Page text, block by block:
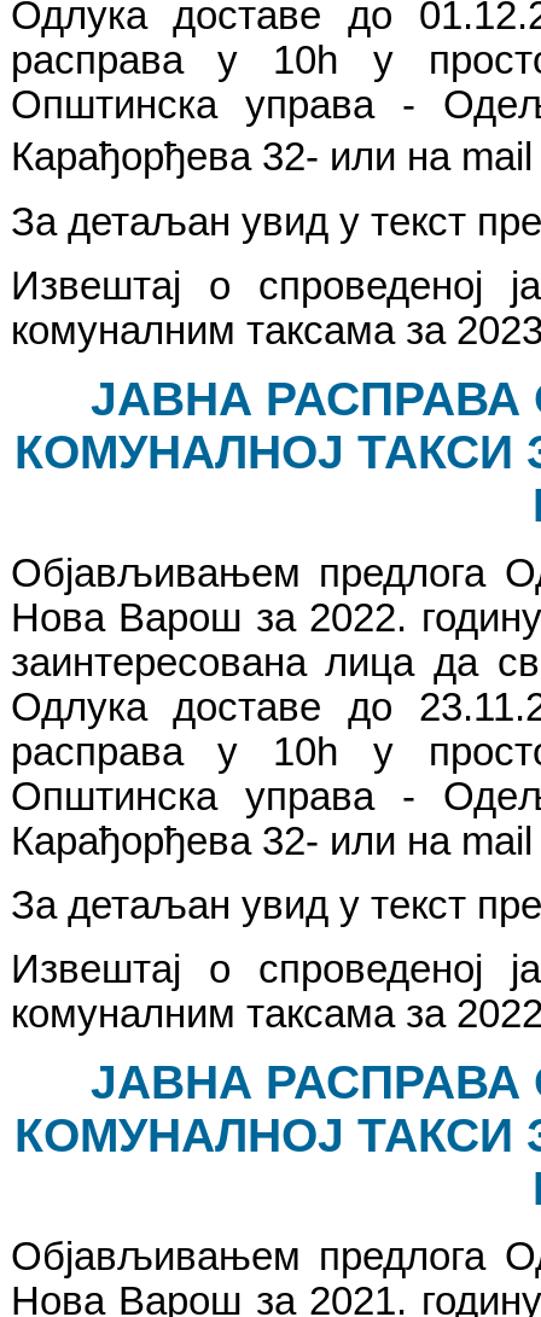
Одлука доставе до
расправа у 10h у
Општинска управа -
Карађорђева 32- или на
За детаљан увид у текст
Извештај о спроведеној
комуналним таксама за
ЈАВНА РАСПРАВА
КОМУНАЛНОЈ ТАКСИ
Објављивањем предлога
Нова Варош за 2022.
заинтересована лица да
Одлука доставе до
расправа у 10h у
Општинска управа -
Карађорђева 32- или на
За детаљан увид у текст
Извештај о спроведеној
комуналним таксама за
ЈАВНА РАСПРАВА
КОМУНАЛНОЈ ТАКСИ
Објављивањем предлога
Нова Варош за 2021.